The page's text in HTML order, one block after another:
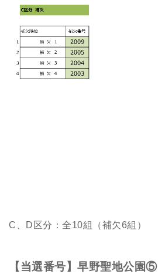
C、D区分：全10組（補欠6組）
【当選番号】早野聖地公園⑤